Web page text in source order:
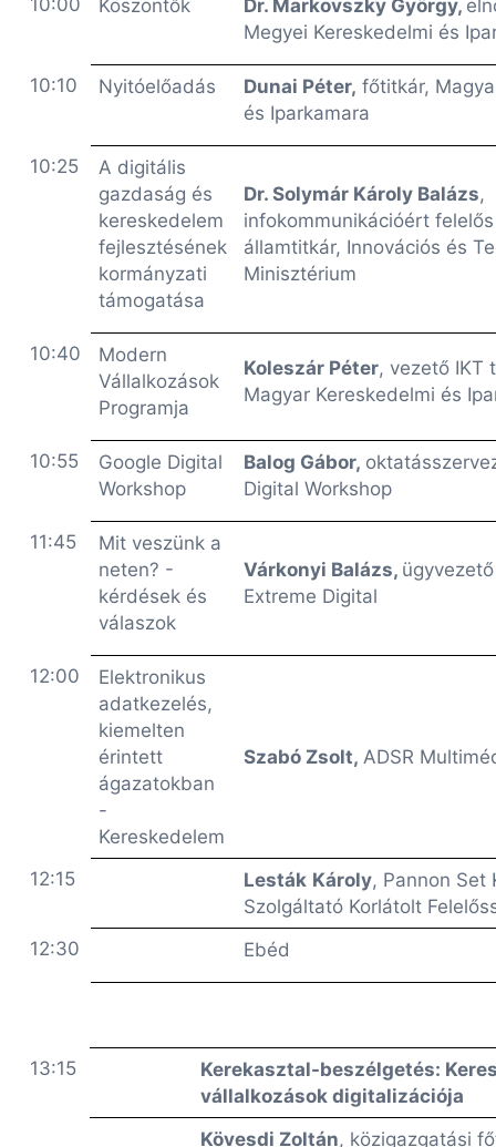
10:00 Köszöntők Dr. Markovszky György,
Megyei Kereskedelmi és
10:10 Nyitóelőadás Dunai Péter, főtitkár,
és Iparkamara
10:25
A digitális
gazdaság és
kereskedelem
fejlesztésének
kormányzati
támogatása
Dr. Solymár Károly Balázs,
infokommunikációért
államtitkár, Innovációs és
Minisztérium
10:40
Modern
Vállalkozások
Programja
Koleszár Péter, vezető IKT
Magyar Kereskedelmi és
10:55
Google Digital
Workshop
Balog Gábor,
Digital Workshop
11:45
Mit veszünk a
neten? -
kérdések és
válaszok
Várkonyi Balázs,
Extreme Digital
12:00
Elektronikus
adatkezelés,
kiemelten
érintett
ágazatokban
-
Kereskedelem
Szabó Zsolt,ADSR
12:15 Lesták Károly, Pannon Set
Szolgáltató Korlátolt
12:30
Ebéd
13:15
Kerekasztal-beszélgetés:
vállalkozások digitalizációja
Kövesdi Zoltán, közigazgatási